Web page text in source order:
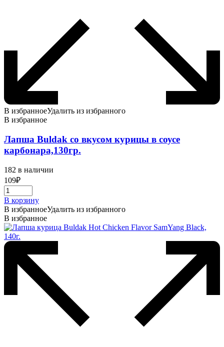
В избранноеУдалить из избранного
В избранное
Лапша Buldak со вкусом курицы в соусе
карбонара,130гр.
182 в наличии
109₽
В корзину
В избранноеУдалить из избранного
В избранное